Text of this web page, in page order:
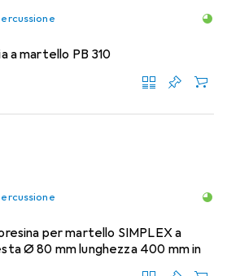
a martello PB 310
per martello SIMPLEX a
Ø 80 mm lunghezza 400 mm in